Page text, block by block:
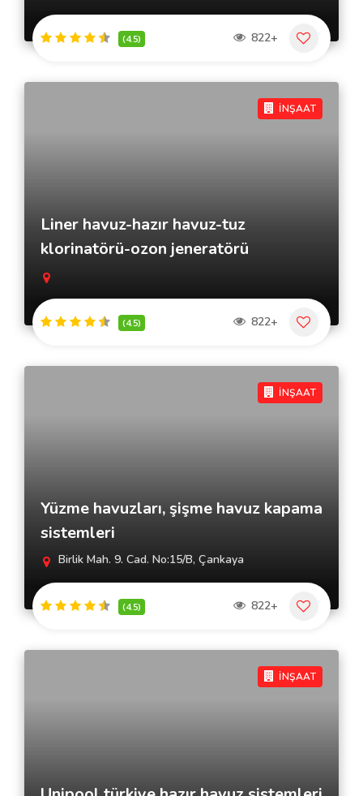
(4.5) 822+
İNŞAAT
Liner havuz-hazır havuz-tuz
klorinatörü-ozon jeneratörü
(4.5) 822+
İNŞAAT
Yüzme havuzları, şişme havuz kapama
sistemleri
Birlik Mah. 9. Cad. No:15/B, Çankaya
(4.5) 822+
İNŞAAT